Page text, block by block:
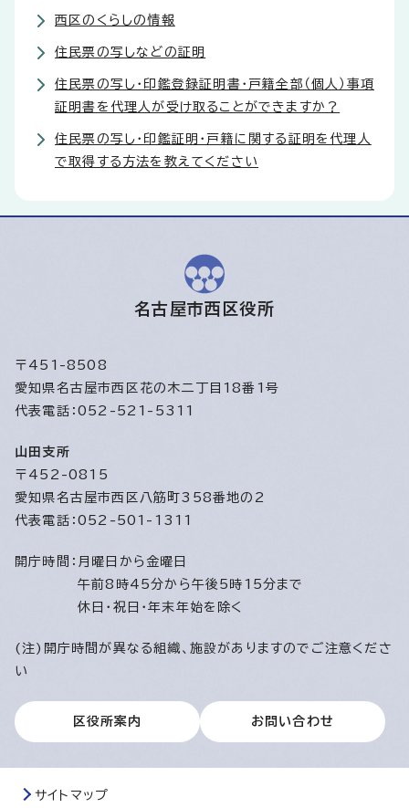
西区のくらしの情報
住民票の写しなどの証明
住民票の写し・印鑑登録証明書・戸籍全部（個人）事項
証明書を代理人が受け取ることができますか？
住民票の写し・印鑑証明・戸籍に関する証明を代理人
で取得する方法を教えてください
名古屋市西区役所
〒451-8508
愛知県名古屋市西区花の木二丁目18番1号
代表電話：052-521-5311
山田支所
〒452-0815
愛知県名古屋市西区八筋町358番地の2
代表電話：052-501-1311
開庁時間： 月曜日から金曜日
午前8時45分から午後5時15分まで
休日・祝日・年末年始を除く
(注)開庁時間が異なる組織、施設がありますのでご注意くださ
い
区役所案内 お問い合わせ
サイトマップ